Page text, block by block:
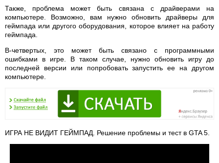
Также, проблема может быть связана с драйверами на
компьютере. Возможно, вам нужно обновить драйверы для
геймпада или другого оборудования, которое влияет на работу
геймпада.
В-четвертых, это может быть связано с программными
ошибками в игре. В таком случае, нужно обновить игру до
последней версии или попробовать запустить ее на другом
компьютере.
ИГРА НЕ ВИДИТ ГЕЙМПАД. Решение проблемы и тест в GTA 5.